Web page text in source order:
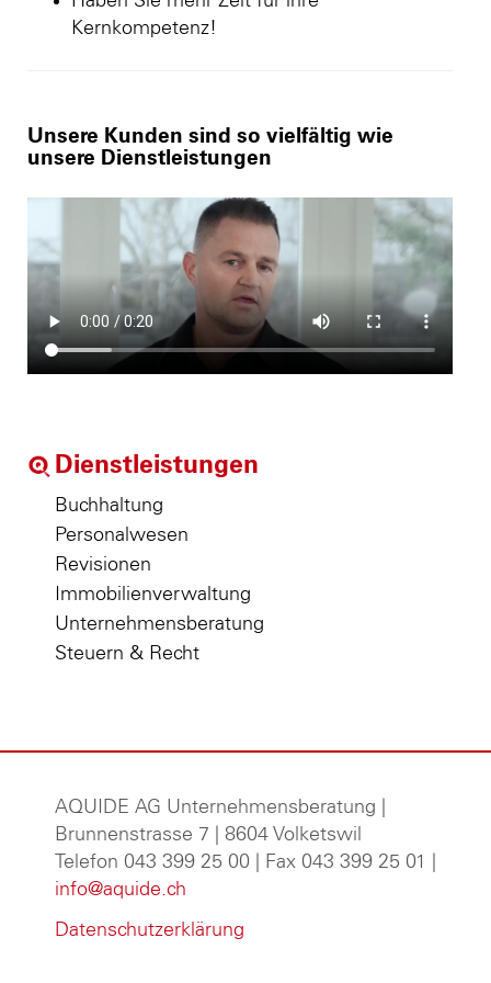
Kernkompetenz!
Unsere Kunden sind so vielfältig wie
unsere Dienstleistungen
Dienstleistungen
Buchhaltung
Personalwesen
Revisionen
Immobilienverwaltung
Unternehmensberatung
Steuern & Recht
AQUIDE AG Unternehmensberatung
Brunnenstrasse 7 | 8604 Volketswil
Telefon 043 399 25 00 | Fax 043 399 25 01 |
info@aquide.ch
Datenschutzerklärung